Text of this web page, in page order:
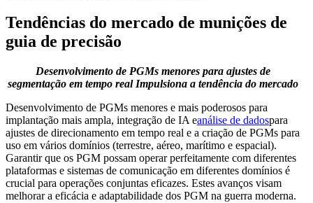
Tendências do mercado de munições de
guia de precisão
Desenvolvimento de PGMs menores para ajustes de
segmentação em tempo real Impulsiona a tendência do mercado
Desenvolvimento de PGMs menores e mais poderosos para
implantação mais ampla, integração de IA eanálise de dadospara
ajustes de direcionamento em tempo real e a criação de PGMs para
uso em vários domínios (terrestre, aéreo, marítimo e espacial).
Garantir que os PGM possam operar perfeitamente com diferentes
plataformas e sistemas de comunicação em diferentes domínios é
crucial para operações conjuntas eficazes. Estes avanços visam
melhorar a eficácia e adaptabilidade dos PGM na guerra moderna.